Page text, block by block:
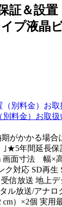
保証＆
プ液晶
別料金）お
期がかかる場
★5年間延長
面寸法 幅×高
対応 SD再
信放送 地上
ル放送/アナ
）×2個 実